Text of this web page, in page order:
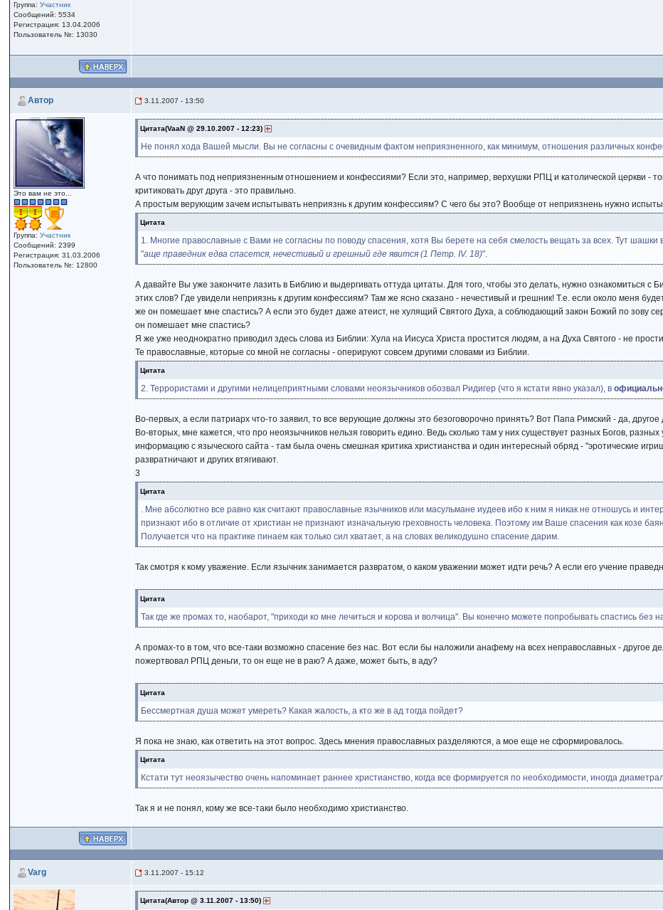
Группа:Участник
Сообщений: 5534
Регистрация: 13.04.2006
Пользователь №: 13030
Автор 3.11.2007 - 13:50
Это вам не это...
Группа:Участник
Сообщений: 2399
Регистрация: 31.03.2006
Пользователь №: 12800
Цитата(VaaN @ 29.10.2007 - 12:23)
Не понял хода Вашей мысли. Вы не согласны с очевидным фактом неприязненного, как минимум, отношения различных
А что понимать под неприязненным отношением и конфессиями? Если это, например, верхушки РПЦ и католической церкви -
критиковать друг друга - это правильно.
А простым верующим зачем испытывать неприязнь к другим конфессиям? С чего бы это? Вообще от неприязнень нужно
Цитата
1. Многие православные с Вами не согласны по поводу спасения, хотя Вы берете на себя смелость вещать за всех. Тут шашки
"аще праведник едва спасется, нечестивый и грешный где явится (1 Петр. IV. 18)".
А давайте Вы уже закончите лазить в Библию и выдергивать оттуда цитаты. Для того, чтобы это делать, нужно ознакомиться с
этих слов? Где увидели неприязнь к другим конфессиям? Там же ясно сказано - нечестивый и грешник! Т.е. если около меня
же он помешает мне спастись? А если это будет даже атеист, не хулящий Святого Духа, а соблюдающий закон Божий по зову
он помешает мне спастись?
Я же уже неоднократно приводил здесь слова из Библии: Хула на Иисуса Христа простится людям, а на Духа Святого - не
Те православные, которые со мной не согласны - оперируют совсем другими словами из Библии.
Цитата
2. Террористами и другими нелицеприятными словами неоязычников обозвал Ридигер (что я кстати явно указал), в
Во-первых, а если патриарх что-то заявил, то все верующие должны это безоговорочно принять? Вот Папа Римский - да,
Во-вторых, мне кажется, что про неоязычников нельзя говорить едино. Ведь сколько там у них существует разных Богов,
информацию с языческого сайта - там была очень смешная критика христианства и один интересный обряд - "эротические
развратничают и других втягивают.
3
Цитата
. Мне абсолютно все равно как считают православные язычников или масульмане иудеев ибо к ним я никак не отношусь и
признают ибо в отличие от христиан не признают изначальную греховность человека. Поэтому им Ваше спасения как козе
Получается что на практике пинаем как только сил хватает, а на словах великодушно спасение дарим.
Так смотря к кому уважение. Если язычник занимается развратом, о каком уважении может идти речь? А если его учение
Цитата
Так где же промах то, наобарот, "приходи ко мне лечиться и корова и волчица". Вы конечно можете попробывать спастись без
А промах-то в том, что все-таки возможно спасение без нас. Вот если бы наложили анафему на всех неправославных - другое
пожертвовал РПЦ деньги, то он еще не в раю? А даже, может быть, в аду?
Цитата
Бессмертная душа может умереть? Какая жалость, а кто же в ад тогда пойдет?
Я пока не знаю, как ответить на этот вопрос. Здесь мнения православных разделяются, а мое еще не сформировалось.
Цитата
Кстати тут неоязычество очень напоминает раннее христианство, когда все формируется по необходимости, иногда
Так я и не понял, кому же все-таки было необходимо христианство.
Varg 3.11.2007 - 15:12
Цитата(Автор @ 3.11.2007 - 13:50)